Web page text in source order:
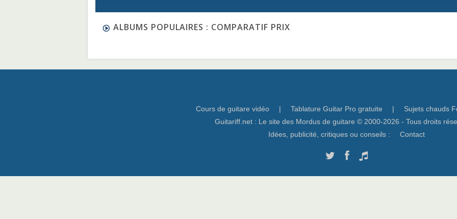
ALBUMS POPULAIRES : COMPARATIF PRIX
Cours de guitare vidéo | Tablature Guitar Pro gratuite |
Sujets chauds
Guitariff.net : Le site des Mordus de guitare © 2000-2026 - Tous droits
Idées, publicité, critiques ou conseils :
Contact